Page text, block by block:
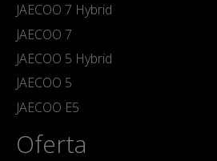
JAECOO 7 Hybrid
JAECOO 7
JAECOO 5 Hybrid
JAECOO 5
JAECOO E5
Oferta